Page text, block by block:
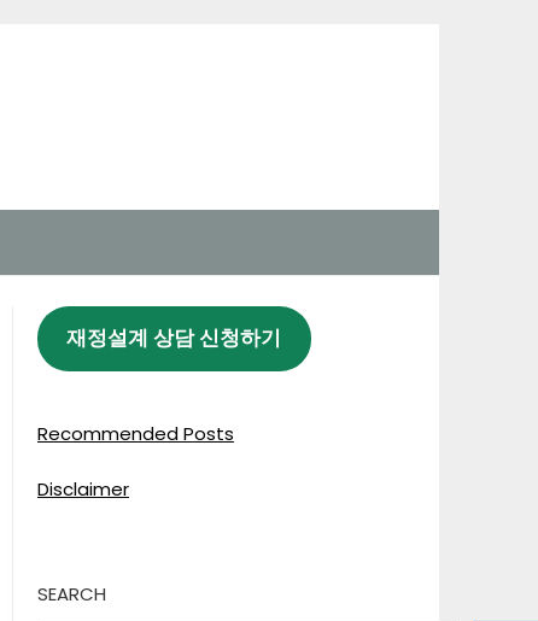
재정설계 상담 신청하기
Recommended Posts
Disclaimer
SEARCH